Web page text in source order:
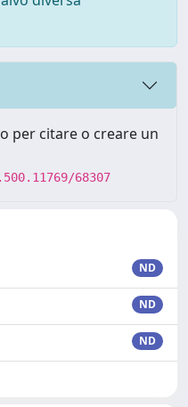
per citare o creare un
68307
ND
ND
ND